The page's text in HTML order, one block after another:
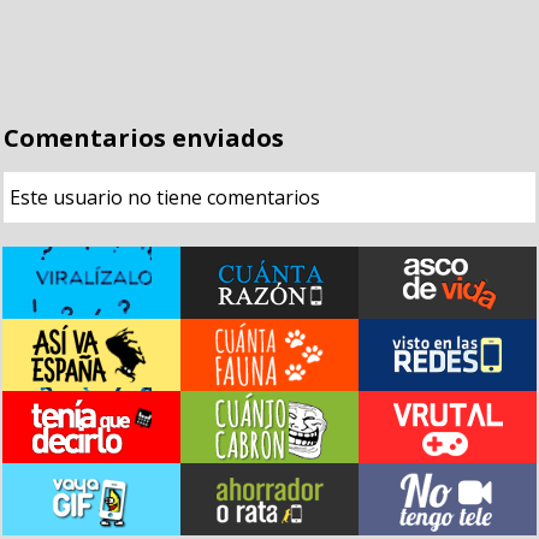
Comentarios enviados
Este usuario no tiene comentarios